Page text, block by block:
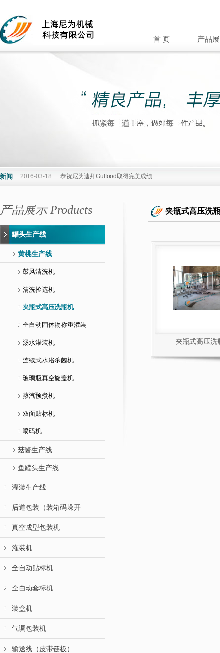
首 页 产品
新闻 2016-03-18 恭祝尼为迪拜Gulfood取得完美成绩
产品展示 Products
罐头生产线
黄桃生产线
鼓风清洗机
清洗捡选机
夹瓶式高压洗瓶机
全自动固体物称重灌装
汤水灌装机
连续式水浴杀菌机
玻璃瓶真空旋盖机
蒸汽预煮机
双面贴标机
喷码机
菇酱生产线
鱼罐头生产线
灌装生产线
后道包装（装箱码垛开
真空成型包装机
灌装机
全自动贴标机
全自动套标机
装盒机
气调包装机
输送线（皮带链板）
夹瓶式高压洗
夹瓶式高压洗